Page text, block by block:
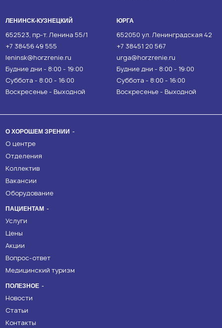
ЛЕНИНСК-КУЗНЕЦКИЙ
652523, пр-т. Ленина 55/1
+7 38456 49 555
leninsk@horzrenie.ru
Будние дни - 8:00 - 19:00
Суббота - 8:00 - 16:00
Воскресенье - Выходной
ЮРГА
652050 ул. Ленинградская 42
+7 38451 20 567
urga@horzrenie.ru
Будние дни - 8:00 - 19:00
Суббота - 8:00 - 16:00
Воскресенье - Выходной
О ХОРОШЕМ ЗРЕНИИ
О центре
Отделения
Коллектив
Вакансии
Оборудование
ПАЦИЕНТАМ
Услуги
Цены
Акции
Вопрос-ответ
Медицинский туризм
ПОЛЕЗНОЕ
Новости
Статьи
Контакты